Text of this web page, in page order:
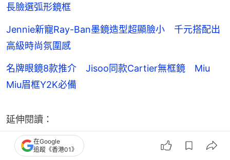
長臉選弧形鏡框
Jennie新寵Ray-Ban墨鏡造型超顯臉小 千元搭配出
高級時尚氛圍感
名牌眼鏡8款推介 Jisoo同款Cartier無框鏡 Miu
Miu眉框Y2K必備
延伸閱讀：
戴眼鏡也能擁有的完美妝容！5大「眼鏡妝」重點教
在Google
追蹤《香港01》